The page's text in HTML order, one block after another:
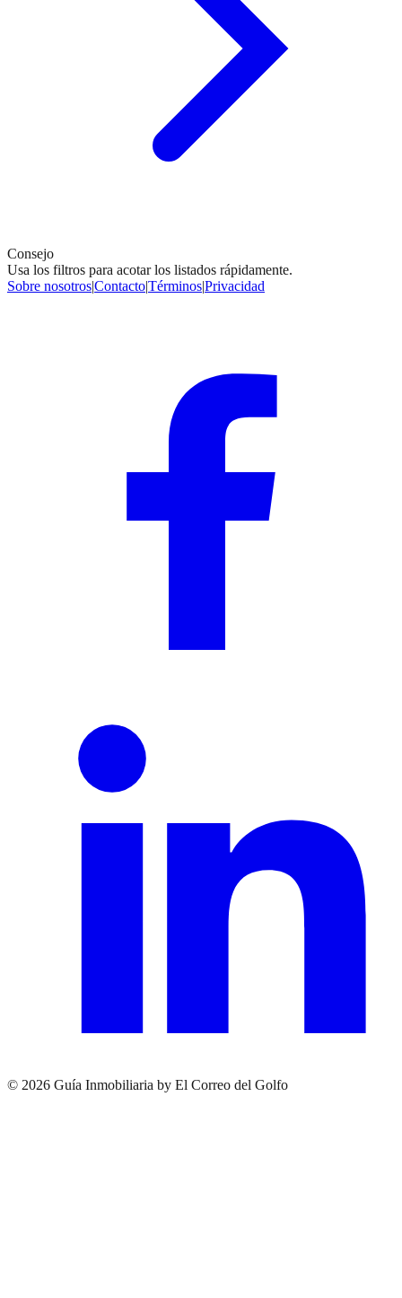
Consejo
Usa los filtros para acotar los listados rápidamente.
Sobre nosotros|Contacto|Términos|Privacidad
© 2026 Guía Inmobiliaria by El Correo del Golfo